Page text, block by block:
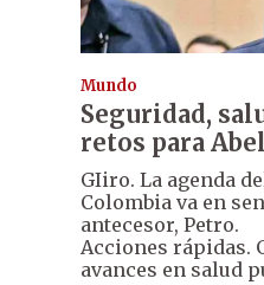
Mundo
Seguridad,
retos para
GIiro. La agenda
Colombia va en
antecesor, Petro.
Acciones rápidas.
avances en salud